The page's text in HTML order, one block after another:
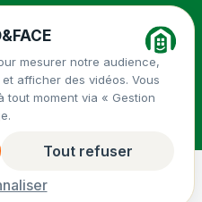
Mentions légales
de confidentialité
mesurer notre audience,
afficher des vidéos. Vous
tout moment via « Gestion
Tout refuser